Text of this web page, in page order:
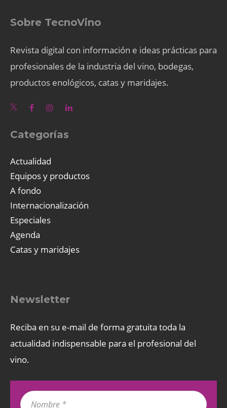
Sobre TecnoVino
Revista digital con información e ideas prácticas para
profesionales de la industria del vino, bodegas,
productos enológicos, catas y maridajes.
Categorías
Actualidad
Equipos y productos
A fondo
Internacionalización
Especiales
Agenda
Catas y maridajes
Newsletter
Reciba en su e-mail de forma gratuita toda la
actualidad indispensable para el profesional del
vino.